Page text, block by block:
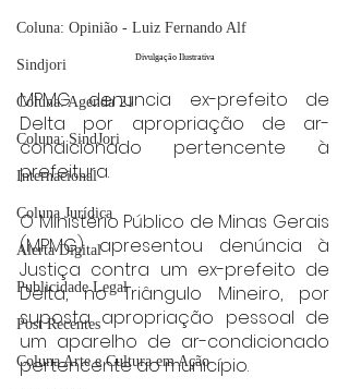
Coluna: Opinião - Luiz Fernando Alf
Sindjori
Coluna: Agenda 21
Coluna: SindJori
Internacional
Coluna Jurídica
Alerta Digital
Publicidade Legal
Post Recentes
Coluna Arte e Cultura em Ação
Divulgação Ilustrativa
MPMG denuncia ex-prefeito de
Delta por apropriação de ar-
condicionado pertencente à
prefeitura.
O Ministério Público de Minas Gerais
(MPMG) apresentou denúncia à
Justiça contra um ex-prefeito de
Delta, no Triângulo Mineiro, por
suposta apropriação pessoal de
um aparelho de ar-condicionado
pertencente ao município.